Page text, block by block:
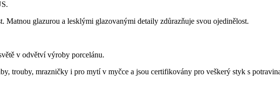
Matnou glazurou a lesklými glazovanými detaily zdůrazňuje svou ojedinělost.
v odvětví výroby porcelánu.
trouby, mrazničky i pro mytí v myčce a jsou certifikovány pro veškerý styk s